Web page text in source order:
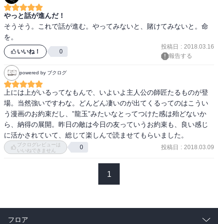
やっと話が進んだ！
そうそう。これで話が進む。やってみないと、賭けてみないと。命
を。
いいね！ 0
投稿日 : 2018.03.16
報告する
powered by ブクログ
上には上がいるってなもんで、いよいよ主人公の師匠たるものが登
場。当然強いですわな。どんどん凄いのが出てくるってのはこうい
う漫画のお約束だし、”龍玉”みたいなとってつけた感は殆どないか
ら、納得の展開。昨日の敵は今日の友っていうお約束も、良い感じ
に活かされていて、総じて楽しんで読ませてもらいました。
ブクログレビューは
いいねできません
0 投稿日 : 2018.03.09
1
フロア